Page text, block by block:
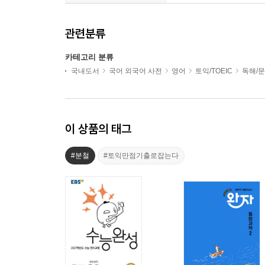
관련분류
카테고리 분류
국내도서 국어 외국어 사전 영어 토익/TOEIC 독해/
이 상품의 태그
#분철 #토익만점기출로잡는다